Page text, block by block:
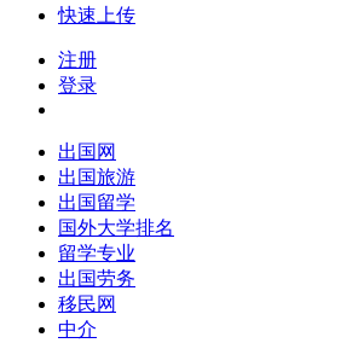
快速上传
注册
登录
出国网
出国旅游
出国留学
国外大学排名
留学专业
出国劳务
移民网
中介